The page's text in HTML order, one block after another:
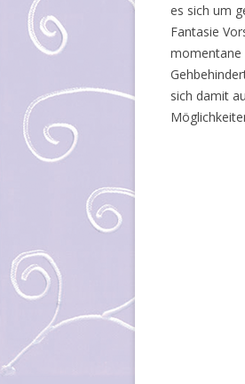
es sich um
Fantasie
momentane
sich damit